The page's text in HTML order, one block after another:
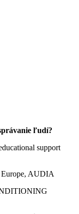
ľudí?
support
Europe, AUDIA